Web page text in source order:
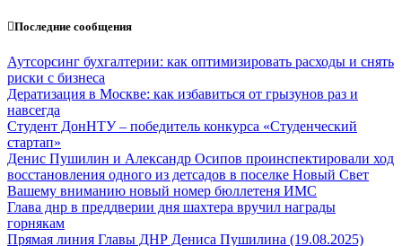
Перейти
содержанию
Последние сообщения
Аутсорсинг бухгалтерии: как оптимизировать расходы и снять
риски с бизнеса
Дератизация в Москве: как избавиться от грызунов раз и
навсегда
Студент ДонНТУ – победитель конкурса «Студенческий
стартап»
Денис Пушилин и Александр Осипов проинспектировали ход
восстановления одного из детсадов в поселке Новый Свет
Вашему вниманию новый номер бюллетеня ИМС
Глава днр в преддверии дня шахтера вручил награды
горнякам
Прямая линия Главы ДНР Дениса Пушилина (19.08.2025)